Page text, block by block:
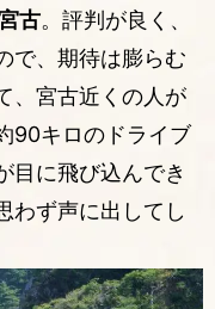
古。評判が良く、
で、期待は膨らむ
、宮古近くの人が
90キロのドライブ
目に飛び込んでき
わず声に出してし